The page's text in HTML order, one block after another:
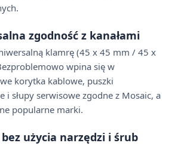
zgodność z kanałami
klamrę (45 x 45 mm / 45 x
wpina się w
korytka kablowe, puszki
i słupy serwisowe zgodne z Mosaic, a
popularne marki.
użycia narzędzi i śrub